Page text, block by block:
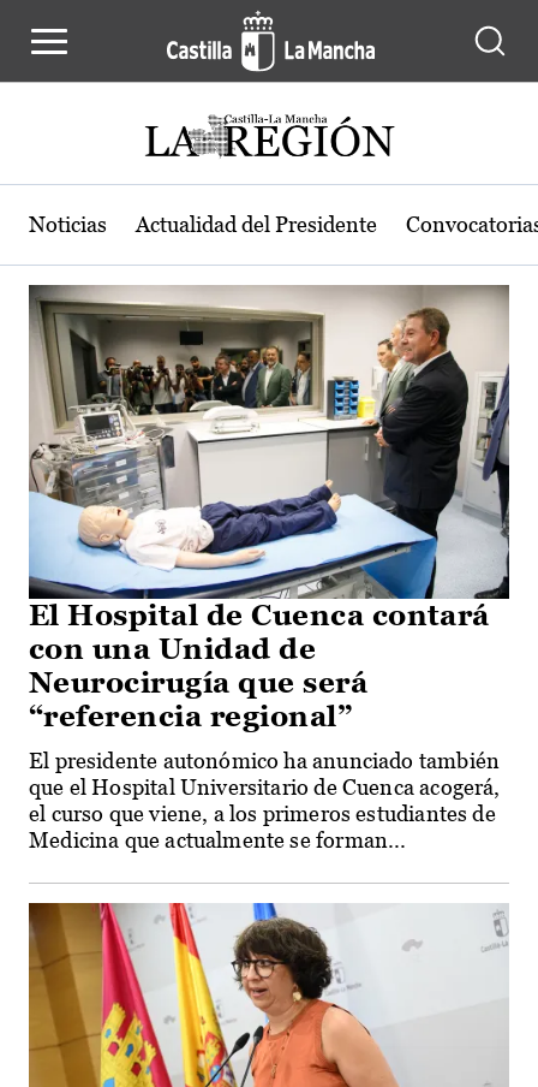
Actualidad de la región de Castilla-
Noticias Actualidad del Presidente
El Hospital de Cuenca contará
con una Unidad de
Neurocirugía que será
“referencia regional”
El presidente autonómico ha anunciado también
que el Hospital Universitario de Cuenca acogerá,
el curso que viene, a los primeros estudiantes de
Medicina que actualmente se forman...